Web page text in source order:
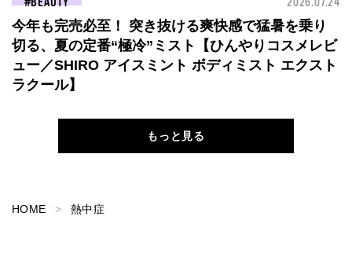
今年も完売必至！ 突き抜ける爽快感で猛暑を乗り
切る、夏の定番“極冷”ミスト【ひんやりコスメレビ
ュー／SHIRO アイスミント ボディミスト エクスト
ラクール】
もっと見る
HOME 熱中症